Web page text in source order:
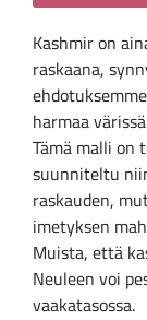
Kashmir on
raskaana,
harmaa
Tämä malli on
suunniteltu
raskauden,
imetyksen
Muista, että
Neuleen voi
vaakatasossa.